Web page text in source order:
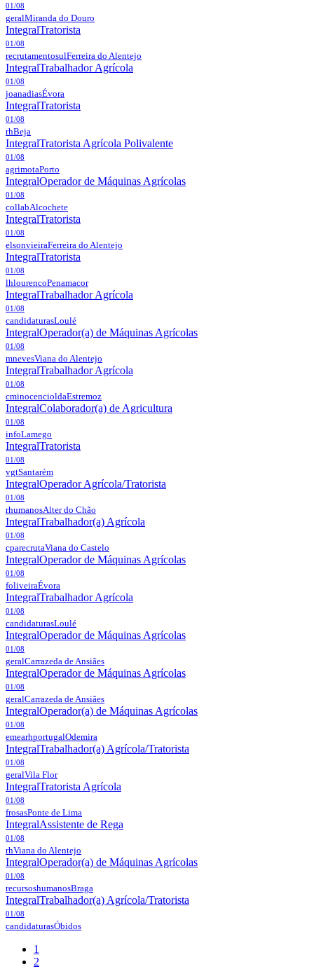
01/08
geralMiranda do Douro
IntegralTratorista
01/08
recrutamentosulFerreira do Alentejo
IntegralTrabalhador Agrícola
01/08
joanadiasÉvora
IntegralTratorista
01/08
rhBeja
IntegralTratorista Agrícola Polivalente
01/08
agrimotaPorto
IntegralOperador de Máquinas Agrícolas
01/08
collabAlcochete
IntegralTratorista
01/08
elsonvieiraFerreira do Alentejo
IntegralTratorista
01/08
lhlourencoPenamacor
IntegralTrabalhador Agrícola
01/08
candidaturasLoulé
IntegralOperador(a) de Máquinas Agrícolas
01/08
mnevesViana do Alentejo
IntegralTrabalhador Agrícola
01/08
cminocencioldaEstremoz
IntegralColaborador(a) de Agricultura
01/08
infoLamego
IntegralTratorista
01/08
vgtSantarém
IntegralOperador Agrícola/Tratorista
01/08
rhumanosAlter do Chão
IntegralTrabalhador(a) Agrícola
01/08
cparecrutaViana do Castelo
IntegralOperador de Máquinas Agrícolas
01/08
foliveiraÉvora
IntegralTrabalhador Agrícola
01/08
candidaturasLoulé
IntegralOperador de Máquinas Agrícolas
01/08
geralCarrazeda de Ansiães
IntegralOperador de Máquinas Agrícolas
01/08
geralCarrazeda de Ansiães
IntegralOperador(a) de Máquinas Agrícolas
01/08
emearhportugalOdemira
IntegralTrabalhador(a) Agrícola/Tratorista
01/08
geralVila Flor
IntegralTratorista Agrícola
01/08
frosasPonte de Lima
IntegralAssistente de Rega
01/08
rhViana do Alentejo
IntegralOperador(a) de Máquinas Agrícolas
01/08
recursoshumanosBraga
IntegralTrabalhador(a) Agrícola/Tratorista
01/08
candidaturasÓbidos
1
2